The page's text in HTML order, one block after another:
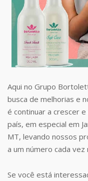
Aqui no Grupo
busca de melhorias e
é continuar a crescer
país, em especial em
MT, levando nossos
a um número cada
Se você está